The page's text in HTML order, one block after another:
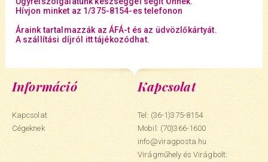
Hívjon minket az 1/375-8154-es telefonon
Áraink tartalmazzák az ÁFÁ-t és az üdvözlőkártyát.
A szállítási díjról itt tájékozódhat.
Információ
Kapcsolat
Cégeknek
Kapcsolat
Tel: (36-1)375-8154
Mobil:(70)366-1600
info@viragposta.hu
Virágműhely és Virágbolt: